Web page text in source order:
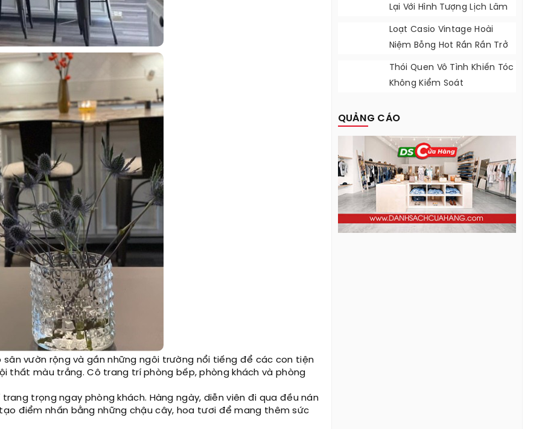
sân vườn rộng và gần những ngôi trường nổi tiếng để các con tiện
thất màu trắng. Cô trang trí phòng bếp, phòng khách và phòng
trọng ngay phòng khách. Hàng ngày, diễn viên đi qua đều nán
điểm nhấn bằng những chậu cây, hoa tươi để mang thêm sức
Lại Với Hình Tượng Lịch Lãm
Loạt Casio Vintage Hoài
Niệm Bỗng Hot Rần Rần Trở
Lại
Thói Quen Vô Tình Khiến Tóc
Không Kiểm Soát
QUẢNG CÁO